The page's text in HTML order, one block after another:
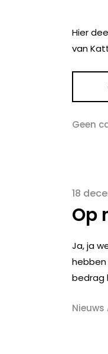
Hier
van
Geen
18
Op
Ja, ja
hebben
bedrag
Nieuws